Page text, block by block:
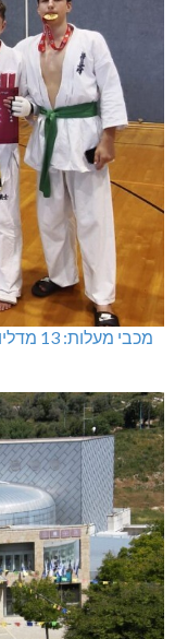
מכבי מעלות: 13 מדליות באליפות ישראל